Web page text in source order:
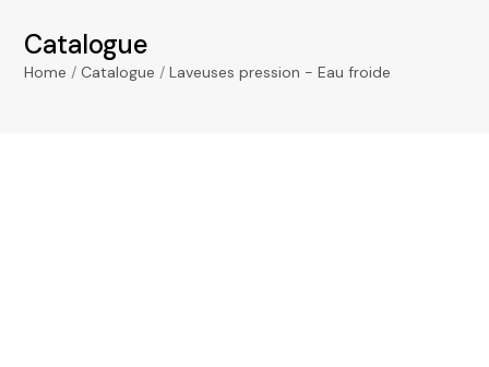
Catalogue
Home / Catalogue /Laveuses pression - Eau froide